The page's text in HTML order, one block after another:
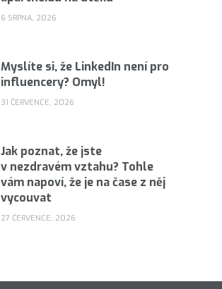
6 SRPNA, 2026
Myslíte si, že LinkedIn není pro
influencery? Omyl!
31 ČERVENCE, 2026
Jak poznat, že jste
v nezdravém vztahu? Tohle
vám napoví, že je na čase z něj
vycouvat
27 ČERVENCE, 2026